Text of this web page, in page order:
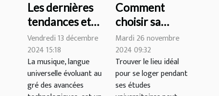
Les dernières
tendances et
innovations
dans le
domaine de la
musique
Vendredi 13 décembre
2024 15:18
La musique, langue
universelle évoluant au
gré des avancées
Comment
choisir sa
résidence
étudiante pour
une expérience
optimale ?
Mardi 26 novembre
2024 09:32
Trouver le lieu idéal
pour se loger pendant
ses études